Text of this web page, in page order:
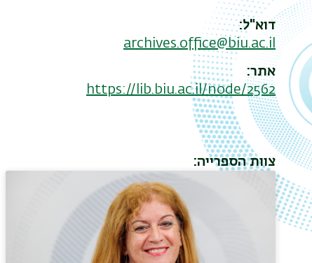
דוא"ל
archives.office@biu.ac.il
אתר
https://lib.biu.ac.il/node/2562
צוות הספרייה